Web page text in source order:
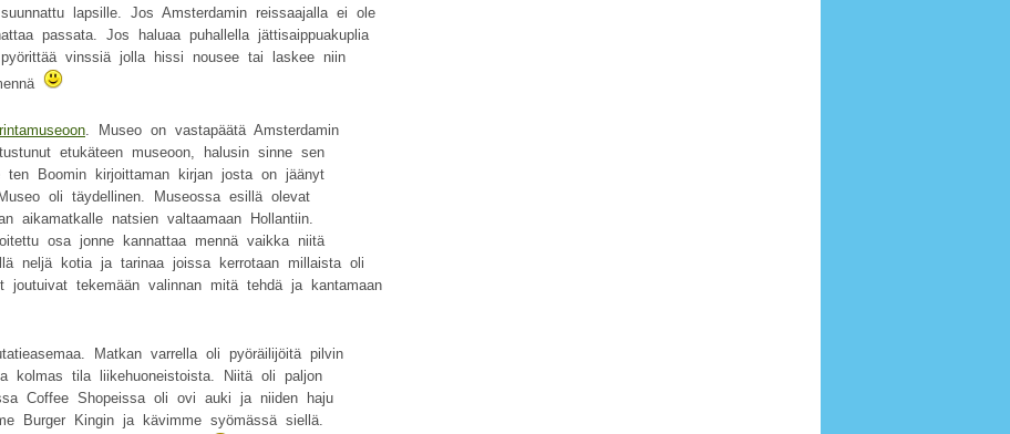
lapsille. Jos Amsterdamin reissaajalla ei ole
passata. Jos haluaa puhallella jättisaippuakuplia
vinssiä jolla hissi nousee tai laskee niin
. Museo on vastapäätä Amsterdamin
etukäteen museoon, halusin sinne sen
Boomin kirjoittaman kirjan josta on jäänyt
oli täydellinen. Museossa esillä olevat
aikamatkalle natsien valtaamaan Hollantiin.
osa jonne kannattaa mennä vaikka niitä
neljä kotia ja tarinaa joissa kerrotaan millaista oli
joutuivat tekemään valinnan mitä tehdä ja kantamaan
Matkan varrella oli pyöräilijöitä pilvin
kolmas tila liikehuoneistoista. Niitä oli paljon
Coffee Shopeissa oli ovi auki ja niiden haju
Burger Kingin ja kävimme syömässä siellä.